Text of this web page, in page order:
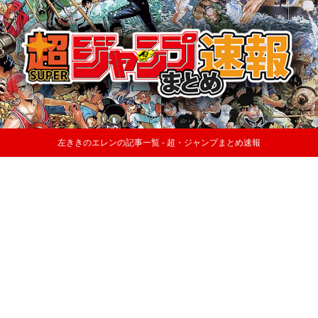
左ききのエレンの記事一覧 - 超・ジャンプまとめ速報